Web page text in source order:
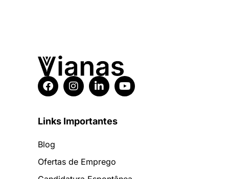
Links Importantes
Blog
Ofertas de Emprego